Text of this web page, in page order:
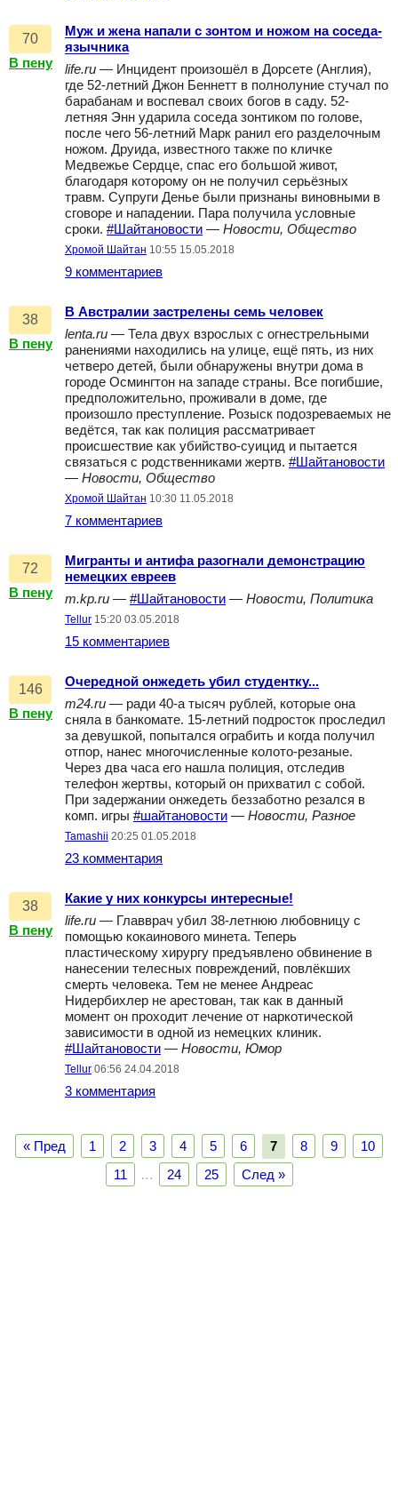
70
В пену
Муж и жена напали с зонтом и ножом на соседа-
язычника
life.ru — Инцидент произошёл в Дорсете (Англия),
где 52-летний Джон Беннетт в полнолуние стучал по
барабанам и воспевал своих богов в саду. 52-
летняя Энн ударила соседа зонтиком по голове,
после чего 56-летний Марк ранил его разделочным
ножом. Друида, известного также по кличке
Медвежье Сердце, спас его большой живот,
благодаря которому он не получил серьёзных
травм. Супруги Денье были признаны виновными в
сговоре и нападении. Пара получила условные
сроки. #Шайтановости — Новости, Общество
Хромой Шайтан 10:55 15.05.2018
9 комментариев
38
В пену
В Австралии застрелены семь человек
lenta.ru — Тела двух взрослых с огнестрельными
ранениями находились на улице, ещё пять, из них
четверо детей, были обнаружены внутри дома в
городе Осмингтон на западе страны. Все погибшие,
предположительно, проживали в доме, где
произошло преступление. Розыск подозреваемых не
ведётся, так как полиция рассматривает
происшествие как убийство-суицид и пытается
связаться с родственниками жертв. #Шайтановости
— Новости, Общество
Хромой Шайтан 10:30 11.05.2018
7 комментариев
72
В пену
Мигранты и антифа разогнали демонстрацию
немецких евреев
m.kp.ru — #Шайтановости — Новости, Политика
Tellur 15:20 03.05.2018
15 комментариев
146
В пену
Очередной онжедеть убил студентку...
m24.ru — ради 40-а тысяч рублей, которые она
сняла в банкомате. 15-летний подросток проследил
за девушкой, попытался ограбить и когда получил
отпор, нанес многочисленные колото-резаные.
Через два часа его нашла полиция, отследив
телефон жертвы, который он прихватил с собой.
При задержании онжедеть беззаботно резался в
комп. игры #шайтановости — Новости, Разное
Tamashii 20:25 01.05.2018
23 комментария
38
В пену
Какие у них конкурсы интересные!
life.ru — Главврач убил 38-летнюю любовницу с
помощью кокаинового минета. Теперь
пластическому хирургу предъявлено обвинение в
нанесении телесных повреждений, повлёкших
смерть человека. Тем не менее Андреас
Нидербихлер не арестован, так как в данный
момент он проходит лечение от наркотической
зависимости в одной из немецких клиник.
#Шайтановости — Новости, Юмор
Tellur 06:56 24.04.2018
3 комментария
« Пред 1 2 3 4 5 6 7 8 9
10
11
… 24 25 След »